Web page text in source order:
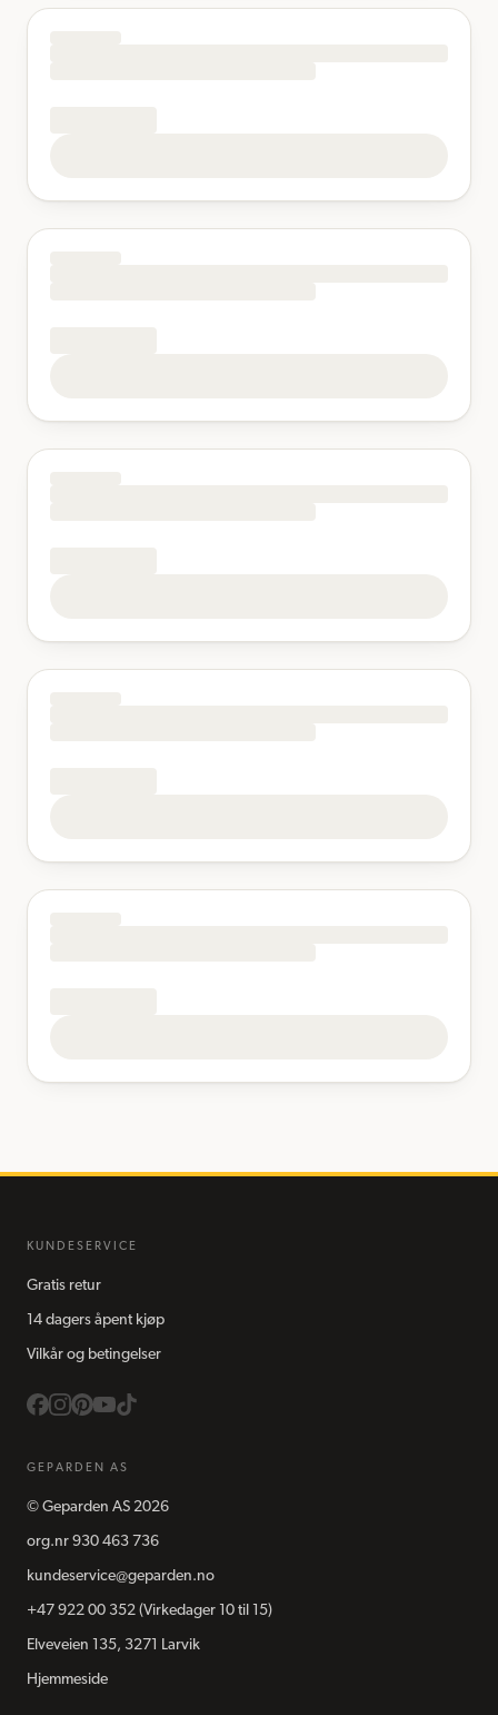
KUNDESERVICE
Gratis retur
14 dagers åpent kjøp
Vilkår og betingelser
GEPARDEN AS
© Geparden AS 2026
org.nr 930 463 736
kundeservice@geparden.no
+47 922 00 352 (Virkedager 10 til 15)
Elveveien 135, 3271 Larvik
Hjemmeside